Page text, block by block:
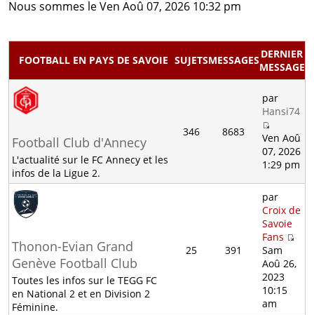
Nous sommes le Ven Aoû 07, 2026 10:32 pm
FOOTBALL EN PAYS DE SAVOIE SUJETSMESSAGES DERNIER
MESSAGE
Football Club d'Annecy
L'actualité sur le FC Annecy et les
infos de la Ligue 2.
346 8683
par
Hansi74
Ven Aoû
07, 2026
1:29 pm
Thonon-Evian Grand
Genève Football Club
Toutes les infos sur le TEGG FC
en National 2 et en Division 2
Féminine.
25 391
par
Croix de
Savoie
Fans
Sam
Aoû 26,
2023
10:15
am